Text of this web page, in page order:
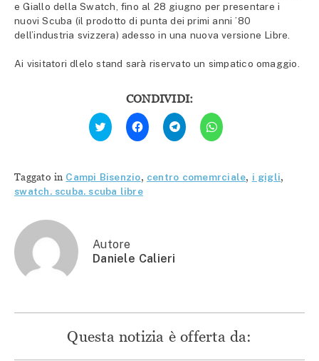
e Giallo della Swatch, fino al 28 giugno per presentare i
nuovi Scuba (il prodotto di punta dei primi anni ’80
dell’industria svizzera) adesso in una nuova versione Libre.
Ai visitatori dlelo stand sarà riservato un simpatico omaggio.
CONDIVIDI:
Fai
clic
qui
Twitter
(Si
apre
in
Fai
clic
per
condividere
(Si
apre
Fai
clic
per
condividere
(Si
apre
Fai
clic
per
(Si
apre
Taggato in Campi Bisenzio, centro comemrciale, i gigli,
swatch. scuba. scuba libre
Autore
Daniele Calieri
Questa notizia è offerta da: